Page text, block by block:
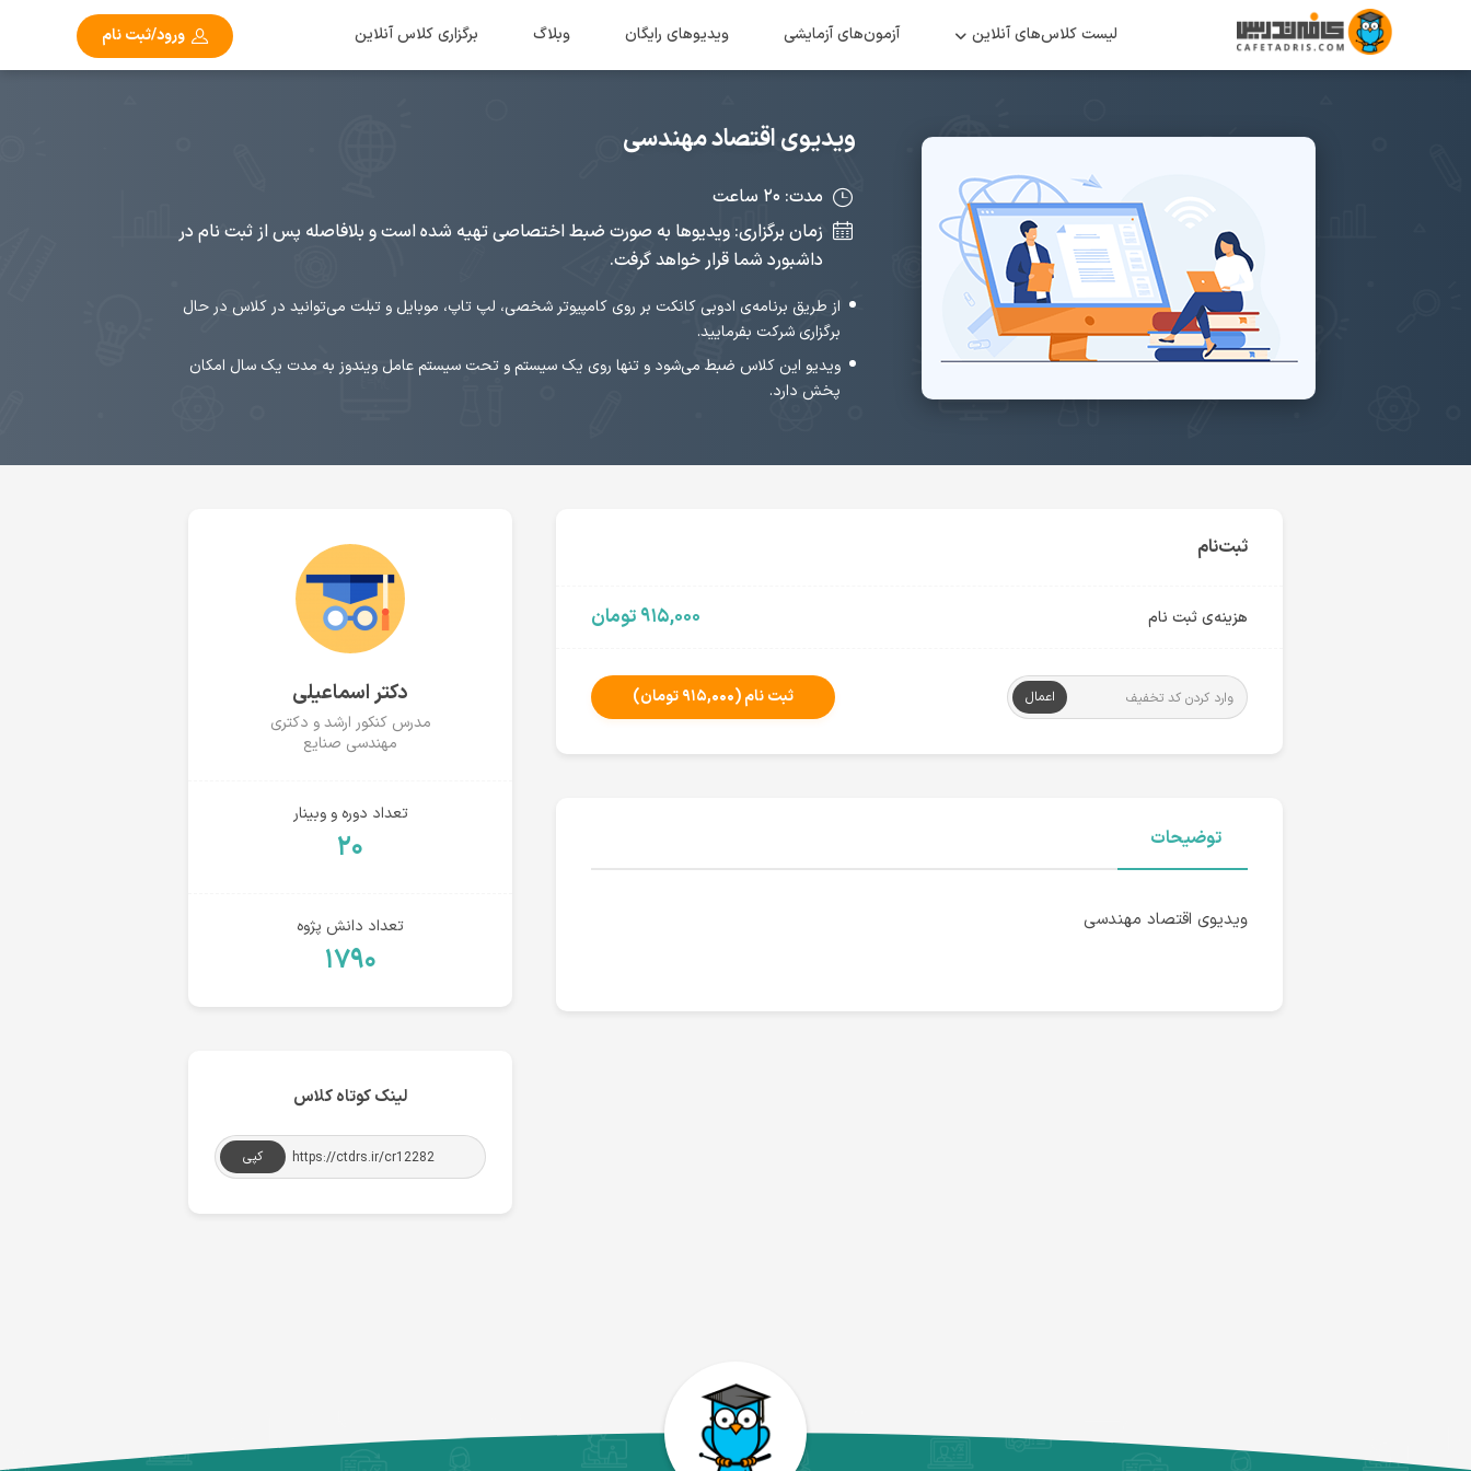
ورود/ثبت نام لیست کلاس‌های آنلاین آزمون‌های آزمایشی ویدیو‌های رایگان وبلاگ برگزاری کلاس آنلاین
ویدیوی اقتصاد مهندسی
مدت: ۲۰ ساعت
زمان برگزاری: ویدیوها به صورت ضبط اختصاصی تهیه شده است و بلافاصله پس از ثبت نام در
داشبورد شما قرار خواهد گرفت.
از طریق برنامه‌ی ادوبی کانکت بر روی کامپیوتر شخصی، لپ تاپ، موبایل و تبلت می‌توانید در کلاس در حال
برگزاری شرکت بفرمایید.
ویدیو این کلاس ضبط می‌شود و تنها روی یک سیستم و تحت سیستم عامل ویندوز به مدت یک سال امکان
پخش دارد.
ثبت‌نام
هزینه‌ی ثبت نام ۹۱۵,۰۰۰ تومان
اعمال ثبت نام(۹۱۵,۰۰۰ تومان)
توضیحات
ویدیوی اقتصاد مهندسی
دکتر اسماعیلی
مدرس کنکور ارشد و دکتری
مهندسی صنایع
تعداد دوره و وبینار
۲۰
تعداد دانش پژوه
۱۷۹۰
لینک کوتاه کلاس
کپی